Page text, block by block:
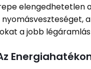
elengedhetetlen
a jobb